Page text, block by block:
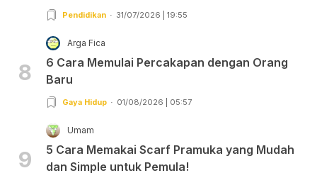
Pendidikan 31/07/2026 | 19:55
8
Arga Fica
6 Cara Memulai Percakapan dengan Orang
Baru
Gaya Hidup 01/08/2026 | 05:57
9
Umam
5 Cara Memakai Scarf Pramuka yang Mudah
dan Simple untuk Pemula!